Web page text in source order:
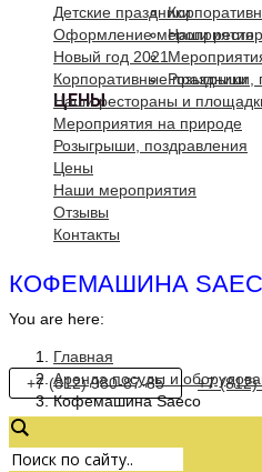
Наши
Розыгрыши,
ЦЕНЫ
Детские праздники
Оформление мероприятия
Новый год 2021
Корпоративные праздники
Наши рестораны и
Мероприятия на природе
Розыгрыши, поздравления
Цены
Наши мероприятия
Отзывы
Контакты
КОФЕМАШИНА
You are here:
Главная
Аренда посуды и
Кофемашина Saeco
+7 (812) 980-87-85 +7 (812)